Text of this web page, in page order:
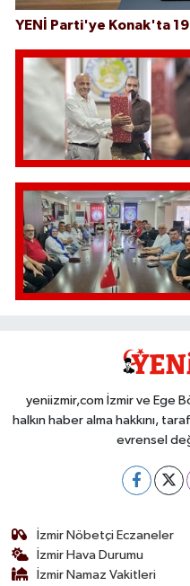
YENİ Parti'ye Konak'ta 19
yeniizmir,com İzmir ve Ege
halkın haber alma hakkını,
evrensel
İzmir Nöbetçi Eczaneler
İzmir Hava Durumu
İzmir Namaz Vakitleri